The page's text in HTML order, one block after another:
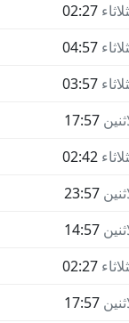
02:27
04:57
03:57
17:57
02:42
23:57
14:57
02:27
17:57